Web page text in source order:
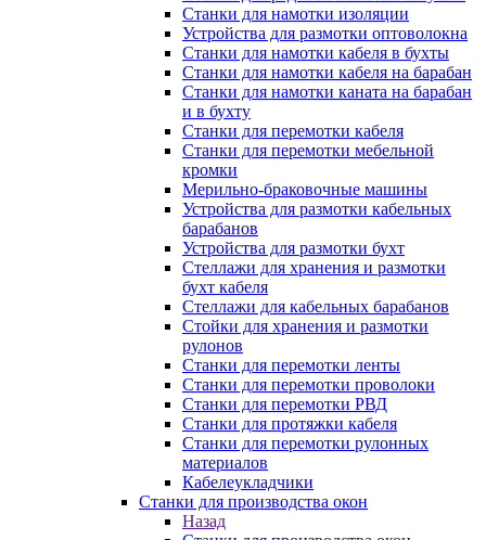
Станки для намотки изоляции
Устройства для размотки оптоволокна
Станки для намотки кабеля в бухты
Станки для намотки кабеля на барабан
Станки для намотки каната на барабан
и в бухту
Станки для перемотки кабеля
Станки для перемотки мебельной
кромки
Мерильно-браковочные машины
Устройства для размотки кабельных
барабанов
Устройства для размотки бухт
Стеллажи для хранения и размотки
бухт кабеля
Стеллажи для кабельных барабанов
Стойки для хранения и размотки
рулонов
Станки для перемотки ленты
Станки для перемотки проволоки
Станки для перемотки РВД
Станки для протяжки кабеля
Станки для перемотки рулонных
материалов
Кабелеукладчики
Станки для производства окон
Назад